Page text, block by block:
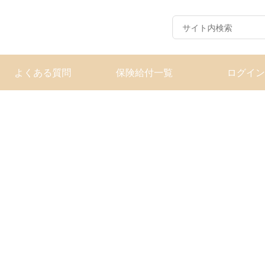
よくある質問 保険給付一覧 ログイン